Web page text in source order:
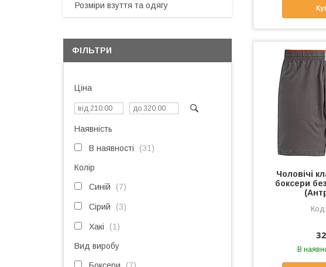
Чоловічі
боксери
В
Розміри взуття та одягу
ФІЛЬТРИ
Ціна
Наявність
В наявності 31
Колір
Синій 7
Сірий 3
Хакі 1
Вид виробу